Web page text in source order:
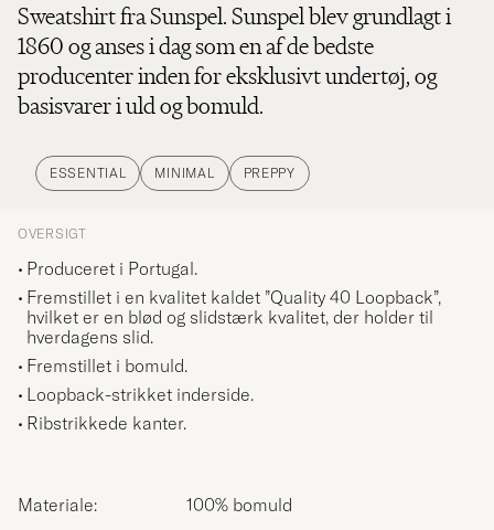
Sweatshirt fra Sunspel. Sunspel blev grundlagt i
1860 og anses i dag som en af de bedste
producenter inden for eksklusivt undertøj, og
basisvarer i uld og bomuld.
ESSENTIAL MINIMAL PREPPY
OVERSIGT
Produceret i Portugal.
Fremstillet i en kvalitet kaldet ”Quality 40 Loopback”,
hvilket er en blød og slidstærk kvalitet, der holder til
hverdagens slid.
Fremstillet i bomuld.
Loopback-strikket inderside.
Ribstrikkede kanter.
Materiale:
100% bomuld